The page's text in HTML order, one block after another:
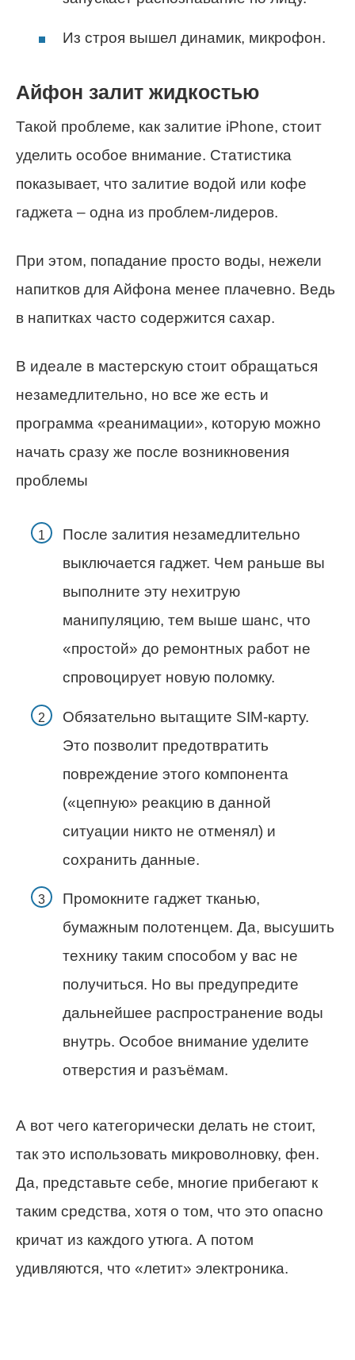
Из строя вышел динамик, микрофон.
Айфон залит жидкостью
Такой проблеме, как залитие iPhone, стоит
уделить особое внимание. Статистика
показывает, что залитие водой или кофе
гаджета – одна из проблем-лидеров.
При этом, попадание просто воды, нежели
напитков для Айфона менее плачевно. Ведь
в напитках часто содержится сахар.
В идеале в мастерскую стоит обращаться
незамедлительно, но все же есть и
программа «реанимации», которую можно
начать сразу же после возникновения
проблемы
После залития незамедлительно
выключается гаджет. Чем раньше вы
выполните эту нехитрую
манипуляцию, тем выше шанс, что
«простой» до ремонтных работ не
спровоцирует новую поломку.
Обязательно вытащите SIM-карту.
Это позволит предотвратить
повреждение этого компонента
(«цепную» реакцию в данной
ситуации никто не отменял) и
сохранить данные.
Промокните гаджет тканью,
бумажным полотенцем. Да, высушить
технику таким способом у вас не
получиться. Но вы предупредите
дальнейшее распространение воды
внутрь. Особое внимание уделите
отверстия и разъёмам.
А вот чего категорически делать не стоит,
так это использовать микроволновку, фен.
Да, представьте себе, многие прибегают к
таким средства, хотя о том, что это опасно
кричат из каждого утюга. А потом
удивляются, что «летит» электроника.